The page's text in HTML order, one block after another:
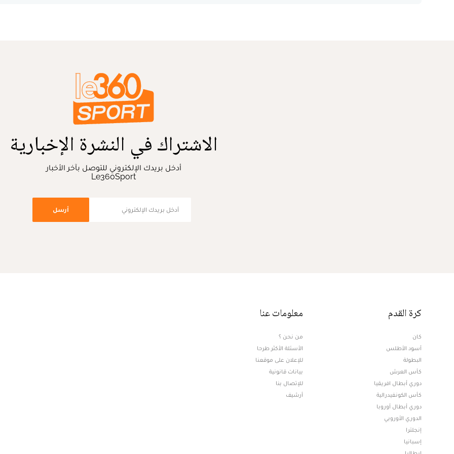
الاشتراك في النشرة الإخبارية
أدخل بريدك الإلكتروني للتوصل بآخر الأخبار
Le360Sport
أرسل
كرة القدم
كان
أسود الأطلس
البطولة
كأس العرش
دوري أبطال افريقيا
كأس الكونفيدرالية
دوري أبطال أوروبا
الدوري الأوروبي
إنجلترا
إسبانيا
معلومات عنا
من نحن ؟
الأسئلة الأكثر طرحا
للإعلان على موقعنا
بيانات قانونية
للإتصال بنا
أرشيف